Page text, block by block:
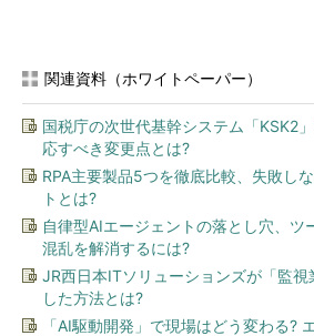
関連資料（ホワイトペーパー）
国税庁の次世代基幹システム「KSK2
応すべき変更点とは?
RPA主要製品5つを徹底比較、失敗し
トとは?
自律型AIエージェントの落とし穴、ツ
混乱を解消するには?
JR西日本ITソリューションズが「監
した方法とは?
「AI駆動開発」で現場はどう変わる?